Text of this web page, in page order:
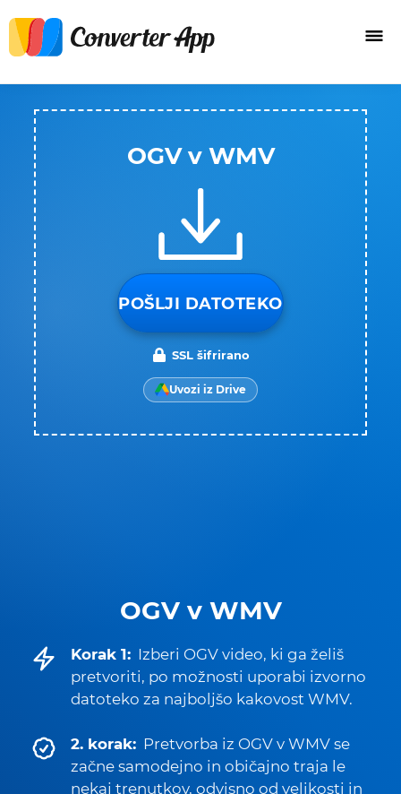
OGV v WMV
Korak 1: Izberi OGV video, ki ga želiš
pretvoriti, po možnosti uporabi izvorno
datoteko za najboljšo kakovost WMV.
2. korak: Pretvorba iz OGV v WMV se
začne samodejno in običajno traja le
nekaj trenutkov, odvisno od velikosti in
OGV v WMV
POŠLJI DATOTEKO
SSL šifrirano
Uvozi iz Drive